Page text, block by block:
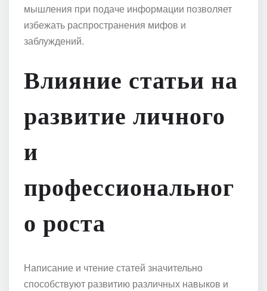
мышления при подаче информации позволяет
избежать распространения мифов и
заблуждений.
Влияние статьи на
развитие личного
и
профессиональног
о роста
Написание и чтение статей значительно
способствуют развитию различных навыков и